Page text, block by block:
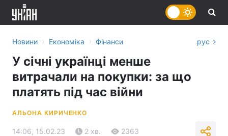
Новини › Економіка › Фінанси рус
У січні українці менше
витрачали на покупки: за що
платять під час війни
АЛЬОНА КИРИЧЕНКО
14:06, 15.02.23 2 хв. 2363